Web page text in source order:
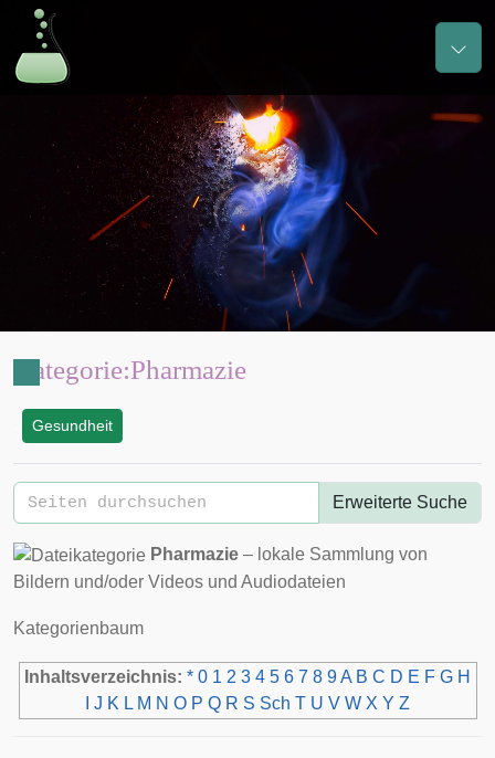
Kategorie:Pharmazie
Gesundheit
Erweiterte Suche
Pharmazie – lokale Sammlung von
Bildern und/oder Videos und Audiodateien
Kategorienbaum
Inhaltsverzeichnis: * 0 1 2 3 4 5 6 7 8 9A B C D E F G H
J K L M N O P Q R S Sch T U V W X Y Z